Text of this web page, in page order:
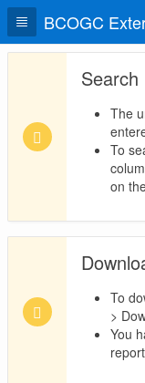
BCOGC
Search
The
To
on
To
>
You